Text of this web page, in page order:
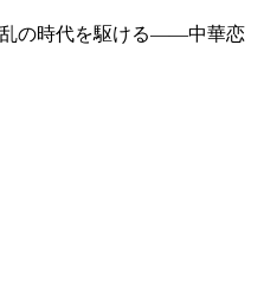
の時代を駆ける――中華恋